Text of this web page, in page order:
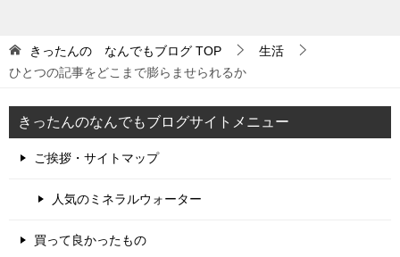
きったんの なんでもブログ TOP
生活
ひとつの記事をどこまで膨らませられるか
きったんのなんでもブログサイトメニュー
ご挨拶・サイトマップ
人気のミネラルウォーター
買って良かったもの